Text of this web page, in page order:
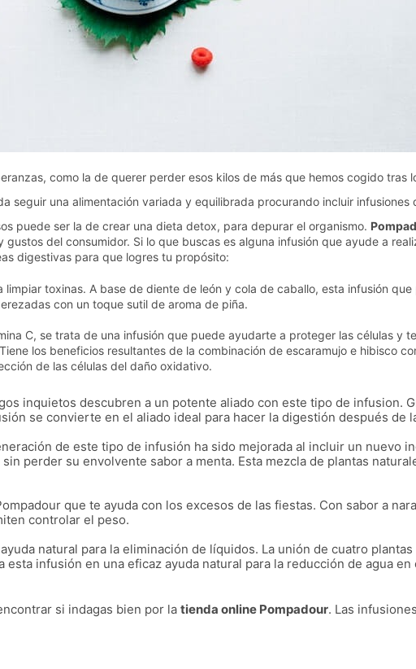
como la de querer perder esos kilos de más que hemos cogido
seguir una alimentación variada y equilibrada procurando incluir
puede ser la de crear una dieta detox, para depurar el organismo.
del consumidor. Si lo que buscas es alguna infusión que ayude a
digestivas para que logres tu propósito:
limpiar toxinas. A base de diente de león y cola de caballo, esta infusión
con un toque sutil de aroma de piña.
C, se trata de una infusión que puede ayudarte a proteger las células y
los beneficios resultantes de la combinación de escaramujo e hibisco
de las células del daño oxidativo.
inquietos descubren a un potente aliado con este tipo de infusion.
se convierte en el aliado ideal para hacer la digestión después de
de este tipo de infusión ha sido mejorada al incluir un nuevo
perder su envolvente sabor a menta. Esta mezcla de plantas
que te ayuda con los excesos de las fiestas. Con sabor a
controlar el peso.
ayuda natural para la eliminación de líquidos. La unión de cuatro
infusión en una eficaz ayuda natural para la reducción de agua
si indagas bien por la tienda online Pompadour. Las